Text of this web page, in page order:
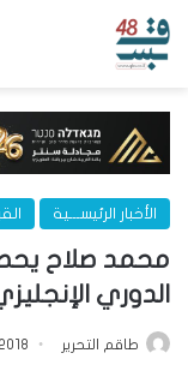
الأخبار الرئيســـية
محمد صلاح
الدوري
طاقم التحرير